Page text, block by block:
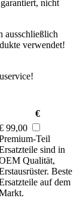
nicht
ausschließlich
verwendet!
€
99,00
Teil
sind in
Qualität,
Beste
auf dem